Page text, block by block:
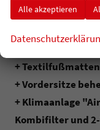
+ Rückfahrkamera
+
+ Vordersitze
+ Klimaanlage
Kombifilter und
Alle akzeptieren